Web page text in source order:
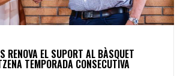
RENOVA EL SUPORT AL BÀSQUET
TEMPORADA CONSECUTIVA